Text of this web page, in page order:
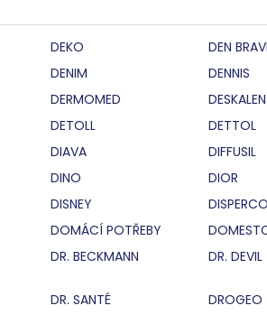
DEKO
DEN
DENIM
DENNIS
DERMOMED
DESKALEN
DETOLL
DETTOL
DIAVA
DIFFUSIL
DINO
DIOR
DISNEY
DOMÁCÍ POTŘEBY
DR. BECKMANN DR. DEVIL
DR. SANTÉ
DROGEO